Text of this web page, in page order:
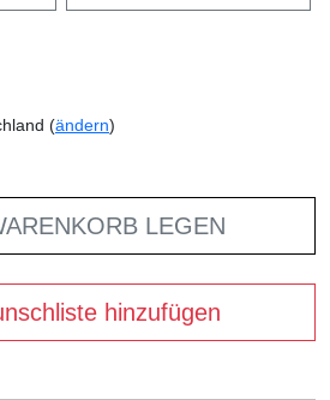
(ändern)
LEGEN
hinzufügen